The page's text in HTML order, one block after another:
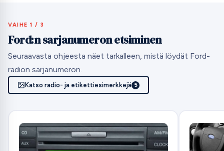
VAIHE 1 / 3
Ford:n sarjanumeron etsiminen
Seuraavasta ohjeesta näet tarkalleen, mistä löydät Ford-
radion sarjanumeron.
Katso radio- ja etikettiesimerkkejä 5